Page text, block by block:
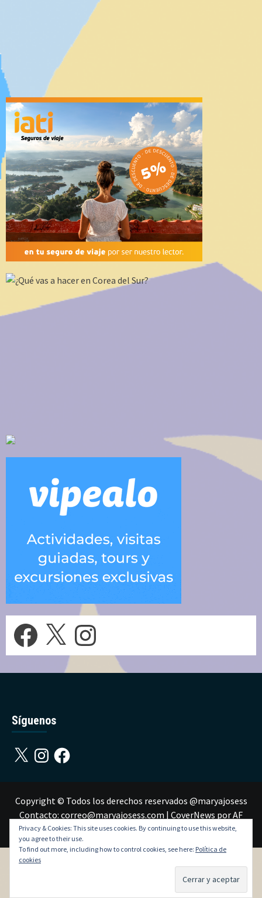
Facebook Instagram
Síguenos
X InstagramFacebook
Copyright © Todos los derechos reservados @maryajosess
Contacto: correo@maryajosess.com | CoverNews por AF
themes.
Privacy & Cookies: This site uses cookies. By continuing to use this website,
you agree to their use.
To find out more, including how to control cookies, see here: Política de
cookies